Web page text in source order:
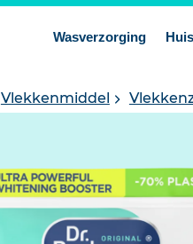
Wasverzorging
Vlekkenmiddel